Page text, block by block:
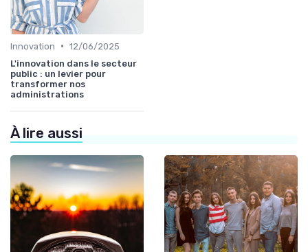
Innovation • 12/06/2025
L'innovation dans le secteur
public : un levier pour
transformer nos
administrations
À lire aussi